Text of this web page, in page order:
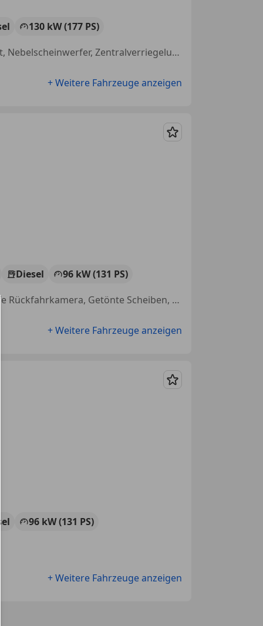
130 kW (177 PS)
Elektrische Sitze, Sitzheizung, Totwinkel-Assistent, Notbremsassistent, Nebelscheinwerfer, Zentralverriegelung, 2-Zonen-Klimaautomatik, Scheckheftgepflegt
+ Weitere Fahrzeuge anzeigen
Merken
Diesel
96 kW (131 PS)
Behindertengerecht, Elektrische Sitze, Spurhalteassistent, Einparkhilfe Rückfahrkamera, Getönte Scheiben, Nichtraucherfahrzeug, Elektrische Fensterheber, Sitzheizung
+ Weitere Fahrzeuge anzeigen
Merken
96 kW (131 PS)
+ Weitere Fahrzeuge anzeigen